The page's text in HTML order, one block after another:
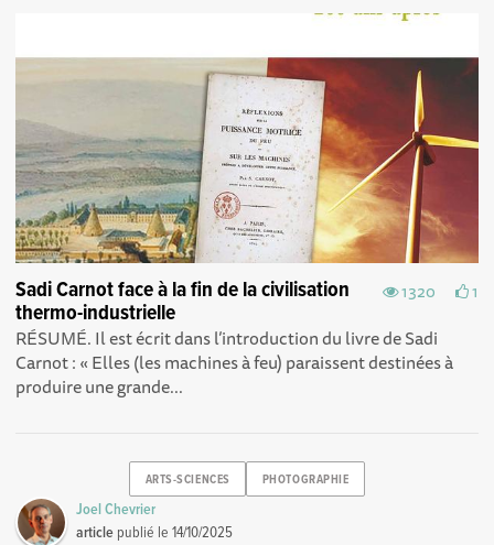
1320 1
Sadi Carnot face à la fin de la civilisation
thermo-industrielle
RÉSUMÉ. Il est écrit dans l’introduction du livre de Sadi
Carnot : « Elles (les machines à feu) paraissent destinées à
produire une grande...
ARTS-SCIENCES PHOTOGRAPHIE
Joel Chevrier
article publié le14/10/2025